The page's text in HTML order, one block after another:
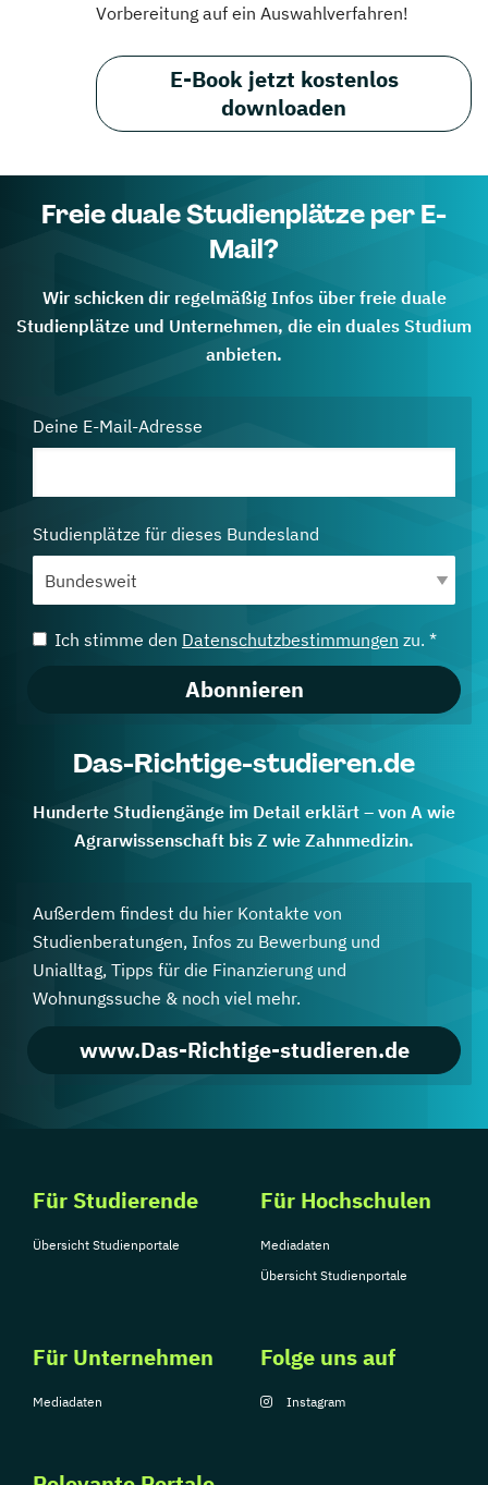
Vorbereitung auf ein Auswahlverfahren!
E-Book jetzt kostenlos
downloaden
Freie duale Studienplätze per E-
Mail?
Wir schicken dir regelmäßig Infos über freie duale
Studienplätze und Unternehmen, die ein duales Studium
anbieten.
Deine E-Mail-Adresse
Studienplätze für dieses Bundesland
Ich stimme den Datenschutzbestimmungen zu. *
Abonnieren
Das-Richtige-studieren.de
Hunderte Studiengänge im Detail erklärt – von A wie
Agrarwissenschaft bis Z wie Zahnmedizin.
Außerdem findest du hier Kontakte von
Studienberatungen, Infos zu Bewerbung und
Unialltag, Tipps für die Finanzierung und
Wohnungssuche & noch viel mehr.
www.Das-Richtige-studieren.de
Für Studierende
Übersicht Studienportale
Für Hochschulen
Mediadaten
Übersicht Studienportale
Für Unternehmen
Mediadaten
Folge uns auf
Instagram